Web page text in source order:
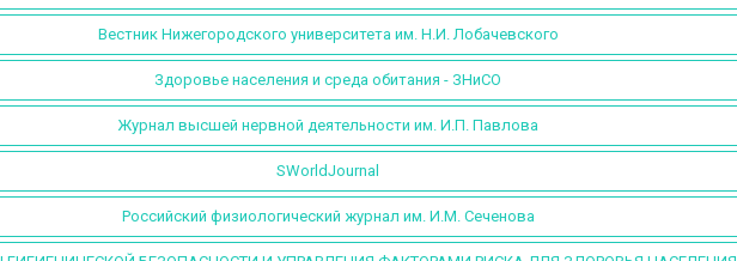
Вестник Нижегородского университета им. Н.И. Лобачевского
Здоровье населения и среда обитания - ЗНиСО
Журнал высшей нервной деятельности им. И.П. Павлова
SWorldJournal
Российский физиологический журнал им. И.М. Сеченова